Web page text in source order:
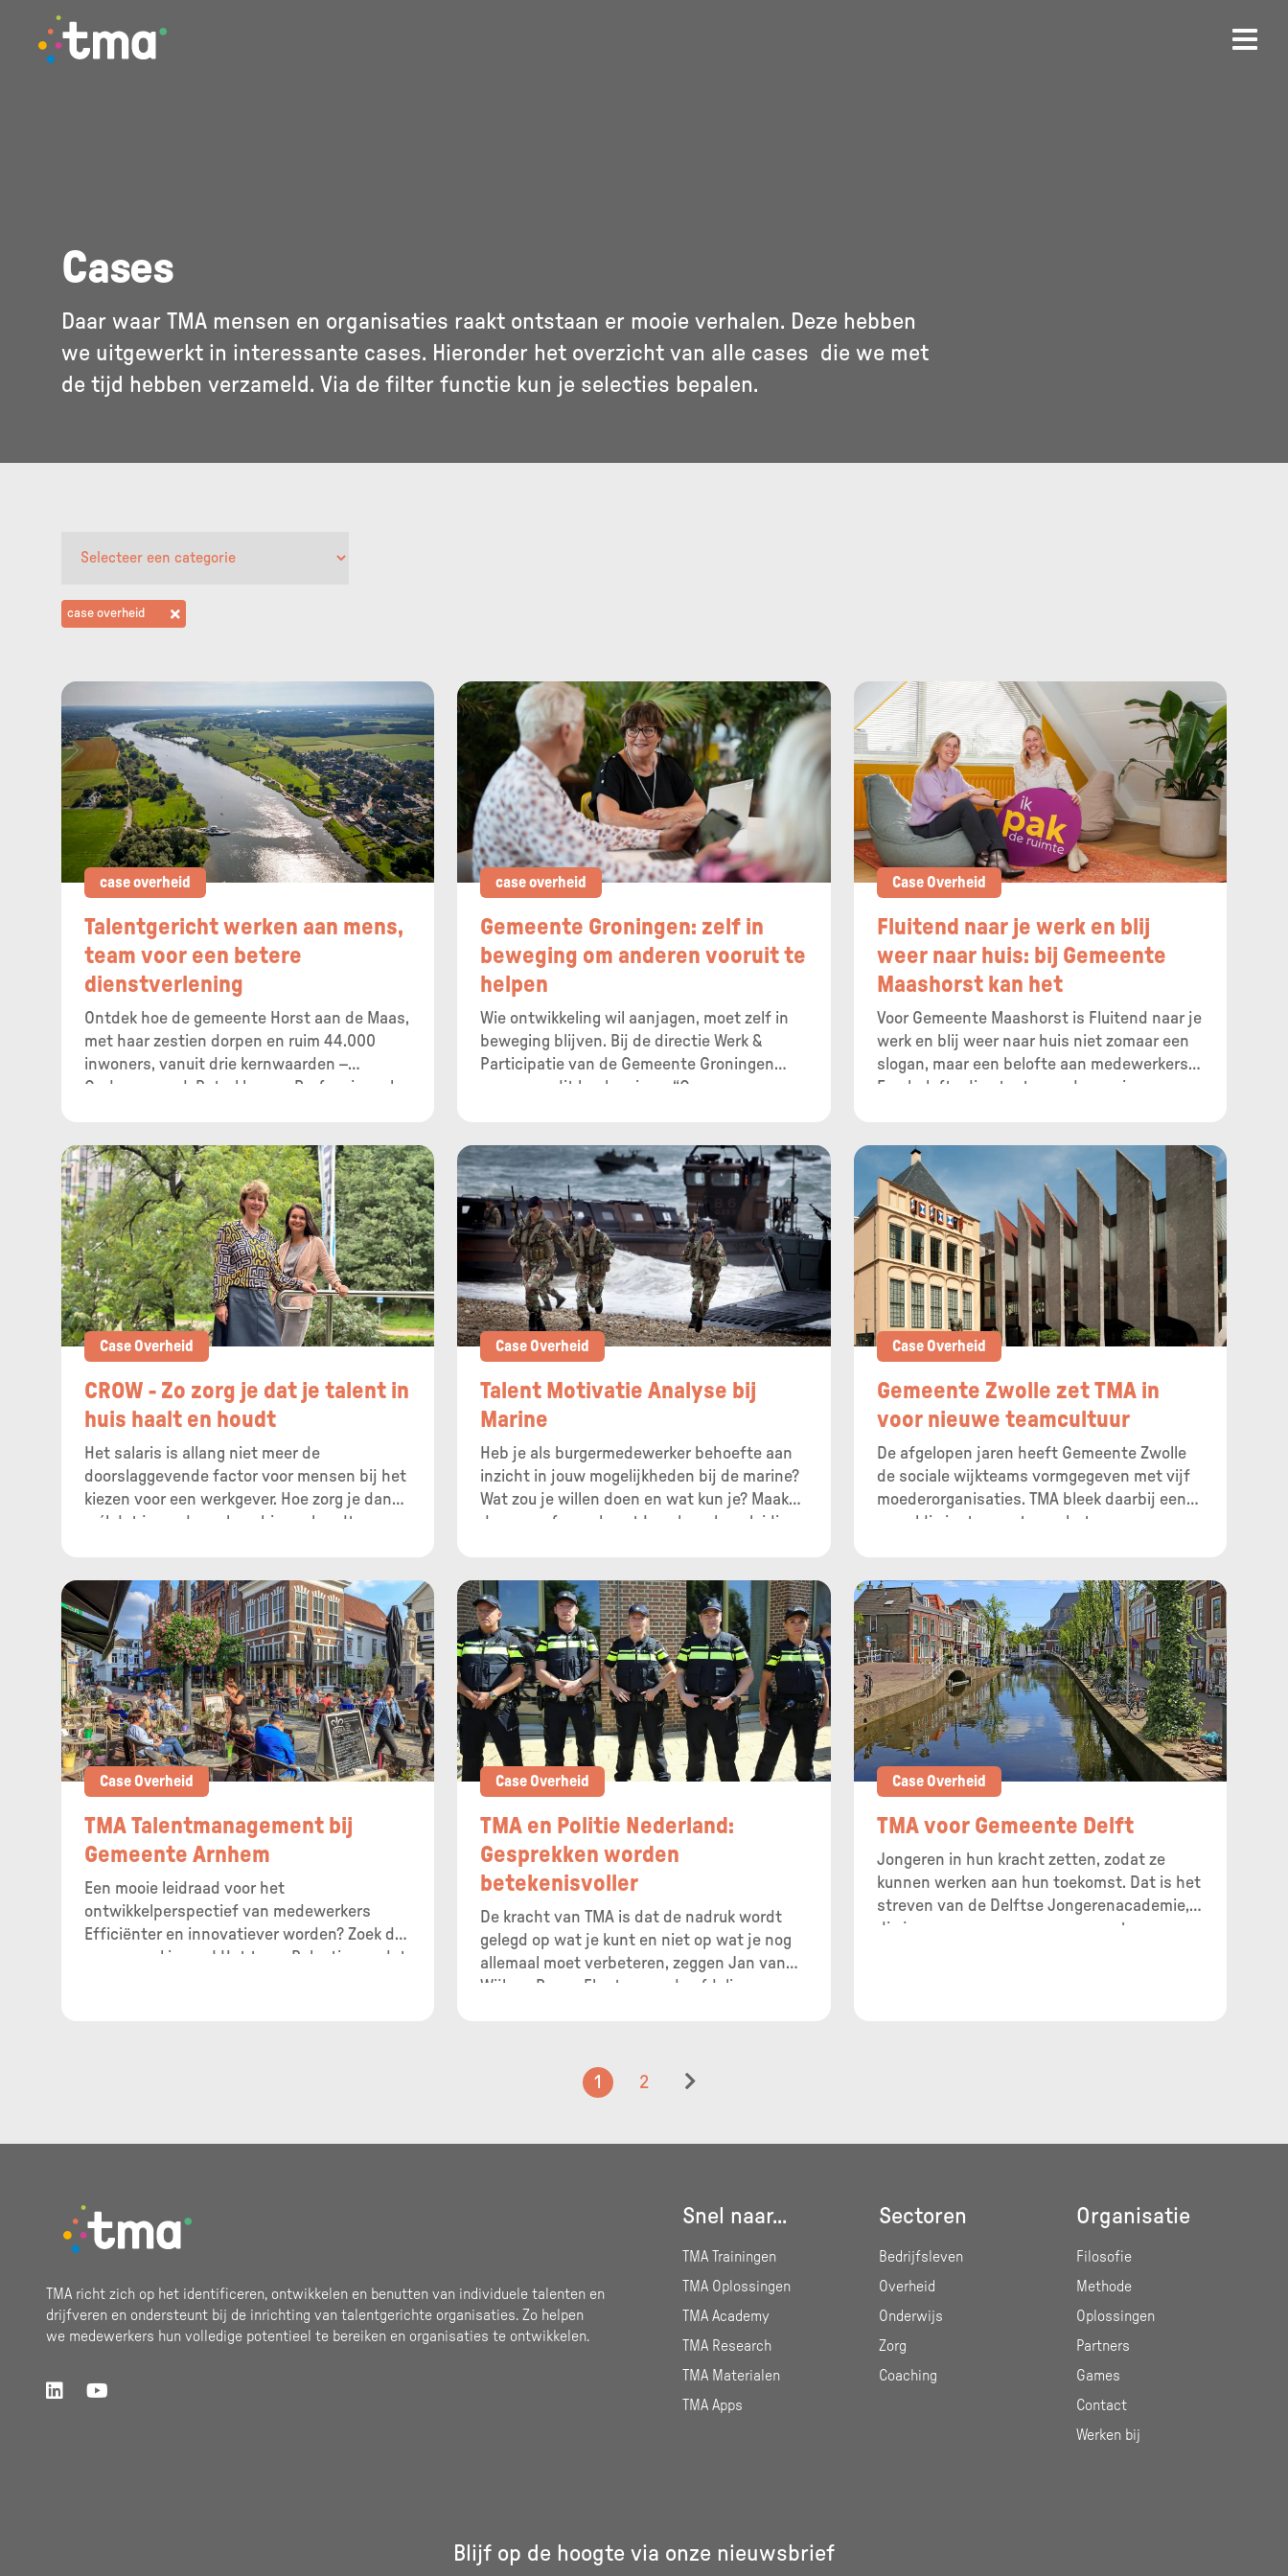
TMA - Unieke talenten vinden en (ver)binden
Cases
Daar waar TMA mensen en organisaties raakt ontstaan er mooie verhalen. Deze hebben
we uitgewerkt in interessante cases. Hieronder het overzicht van alle cases die we met
de tijd hebben verzameld. Via de filter functie kun je selecties bepalen.
case overheid
Talentgericht werken aan mens,
team voor een betere
dienstverlening
Ontdek hoe de gemeente Horst aan de Maas,
met haar zestien dorpen en ruim 44.000
inwoners, vanuit drie kernwaarden –
Ondernemend, Betrokken en Professioneel –
alleen bekend als agrarisch platteland, maar
ook als een organisatie waar hard gewerkt
wordt én plezier wordt gemaakt, binnen én
buiten het gemeentehuis .
case overheid
Gemeente Groningen: zelf in
beweging om anderen vooruit te
helpen
Wie ontwikkeling wil aanjagen, moet zelf in
beweging blijven. Bij de directie Werk &
Participatie van de Gemeente Groningen
nemen ze dit heel serieus. “Onze core
als we onze eigen talenten optimaal
benutten.”
case overheid
Fluitend naar je werk en blij
weer naar huis: bij Gemeente
Maashorst kan het
Voor Gemeente Maashorst is Fluitend naar je
werk en blij weer naar huis niet zomaar een
slogan, maar een belofte aan medewerkers.
Een belofte die staat voor de manier waarop
de nieuwe gemeente die belofte waarmaakt?
Door ruimte te geven aan talentontwikkeling!
Case Overheid
CROW - Zo zorg je dat je talent in
huis haalt en houdt
Het salaris is allang niet meer de
doorslaggevende factor voor mensen bij het
kiezen voor een werkgever. Hoe zorg je dan
wél dat je medewerkers binnenhoudt en
ze bij kennisplatform CROW. We delen hoe ze
bij deze stichting medewerkers inspireren
en uitdagen. Plus: hun 5 beste tips om een
tool voor talentontwikkeling te kiezen en in
te zetten.
Case Overheid
Talent Motivatie Analyse bij
Marine
Heb je als burgermedewerker behoefte aan
inzicht in jouw mogelijkheden bij de marine?
Wat zou je willen doen en wat kun je? Maak
dan een afspraak met Loopbaanbegeleiding
gebruiken is een Talent Motivatie Analyse
(TMA). Hiermee krijg je inzicht in jouw
drijfveren en wat jou precies beweegt.
Inmiddels hebben al zo’n 200 medewerkers
een TMA gedaan.
Case Overheid
Gemeente Zwolle zet TMA in
voor nieuwe teamcultuur
De afgelopen jaren heeft Gemeente Zwolle
de sociale wijkteams vormgegeven met vijf
moederorganisaties. TMA bleek daarbij een
geweldig instrument voor het vormen van
Case Overheid
TMA Talentmanagement bij
Gemeente Arnhem
Een mooie leidraad voor het
ontwikkelperspectief van medewerkers
Efficiënter en innovatiever worden? Zoek de
samenwerking op! Het team Belastingen dat
Case Overheid
TMA en Politie Nederland:
Gesprekken worden
betekenisvoller
De kracht van TMA is dat de nadruk wordt
gelegd op wat je kunt en niet op wat je nog
allemaal moet verbeteren, zeggen Jan van
Wijk en Peggy Flenter van de afdeling
verbeterpunten.’
Case Overheid
TMA voor Gemeente Delft
Jongeren in hun kracht zetten, zodat ze
kunnen werken aan hun toekomst. Dat is het
streven van de Delftse Jongerenacademie,
die jonge mannen en vrouwen met een
Case Overheid
1 2
TMA richt zich op het identificeren, ontwikkelen en benutten van individuele talenten en
drijfveren en ondersteunt bij de inrichting van talentgerichte organisaties. Zo helpen
we medewerkers hun volledige potentieel te bereiken en organisaties te ontwikkelen.
Snel naar...
TMA Trainingen
TMA Oplossingen
TMA Academy
TMA Research
TMA Materialen
TMA Apps
Sectoren
Bedrijfsleven
Overheid
Onderwijs
Zorg
Coaching
Organisatie
Filosofie
Methode
Oplossingen
Partners
Games
Contact
Werken bij
Blijf op de hoogte via onze nieuwsbrief